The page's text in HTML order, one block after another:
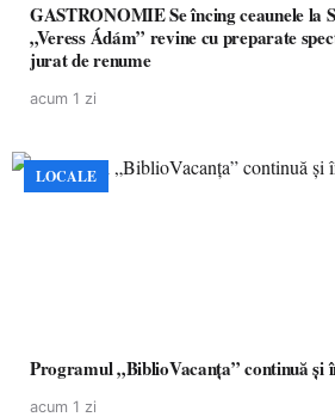
GASTRONOMIE Se încing ceaunele la Satu Mare! Concursul
„Veress Ádám” revine cu preparate
jurat de renume
acum 1 zi
LOCALE
Programul „BiblioVacanța” continuă și
acum 1 zi